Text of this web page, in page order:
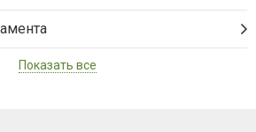
Показать все